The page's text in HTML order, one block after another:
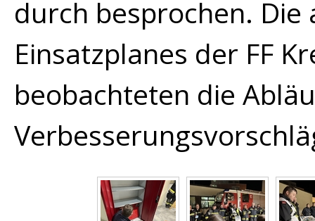
durch besprochen. Die
Einsatzplanes der FF
beobachteten die